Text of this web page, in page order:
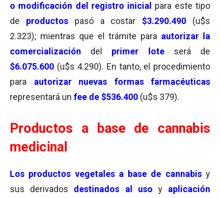
o modificación del registro inicial
para este tipo
de productos pasó a costar $3.290.490 (u$s
2.323); mientras que el trámite para autorizar la
comercialización del primer loteserá de
$6.075.600 (u$s 4.290). En tanto, el procedimiento
para autorizar nuevas formas farmacéuticas
representará un fee de $536.400 (u$s 379).
Productos a base de cannabis
medicinal
Los productos vegetales a base de cannabisy
sus derivados destinados al uso yaplicación